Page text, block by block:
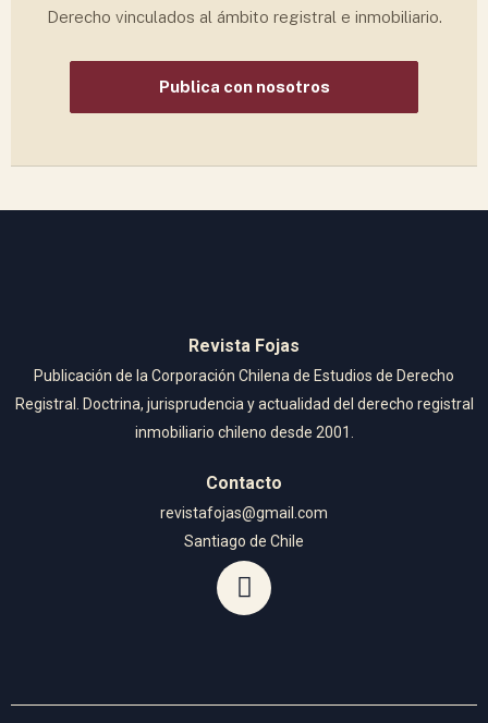
Derecho vinculados al ámbito registral e inmobiliario.
Publica con nosotros
Revista Fojas
Publicación de la Corporación Chilena de Estudios de Derecho
Registral. Doctrina, jurisprudencia y actualidad del derecho registral
inmobiliario chileno desde 2001.
Contacto
revistafojas@gmail.com
Santiago de Chile